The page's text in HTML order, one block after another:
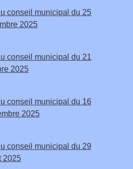
conseil municipal du 25
2025
conseil municipal du 21
2025
conseil municipal du 16
2025
conseil municipal du 29
2025